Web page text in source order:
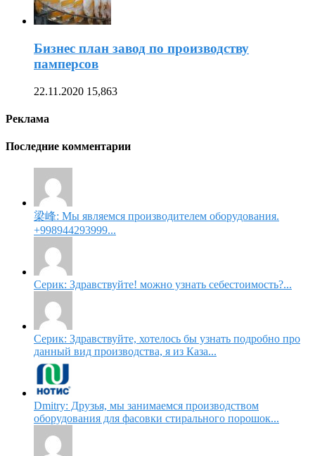
Бизнес план завод по производству
памперсов
22.11.2020 15,863
Реклама
Последние комментарии
梁峰: Мы являемся производителем оборудования.
+998944293999...
Серик: Здравствуйте! можно узнать себестоимость?...
Серик: Здравствуйте, хотелось бы узнать подробно про
данный вид производства, я из Каза...
Dmitry: Друзья, мы занимаемся производством
оборудования для фасовки стирального порошок...